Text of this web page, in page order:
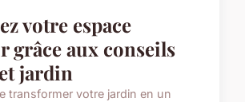
votre espace
grâce aux conseils
jardin
transformer votre jardin en un